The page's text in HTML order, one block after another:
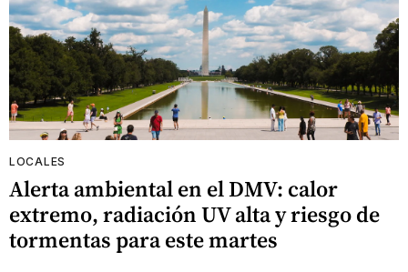
LOCALES
Alerta ambiental en el DMV: calor
extremo, radiación UV alta y riesgo de
tormentas para este martes